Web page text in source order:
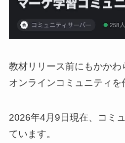
教材リリース前にもかか
オンラインコミュニティを
2026年4月9日現在、コミ
ています。